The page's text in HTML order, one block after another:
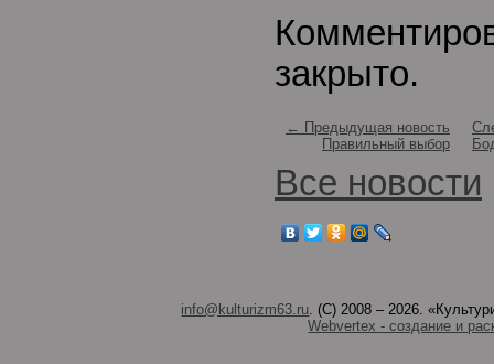
закрыто.
← Предыдущая новость
Правильный выбор
Все новости
info@kulturizm63.ru. (C) 2008 – 2026.
Webvertex - создание и